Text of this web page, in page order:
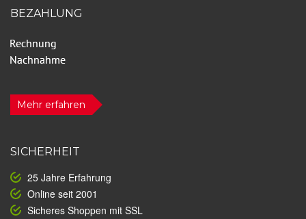
BEZAHLUNG
Mehr erfahren
SICHERHEIT
25 Jahre Erfahrung
Online seit 2001
Sicheres Shoppen mit SSL